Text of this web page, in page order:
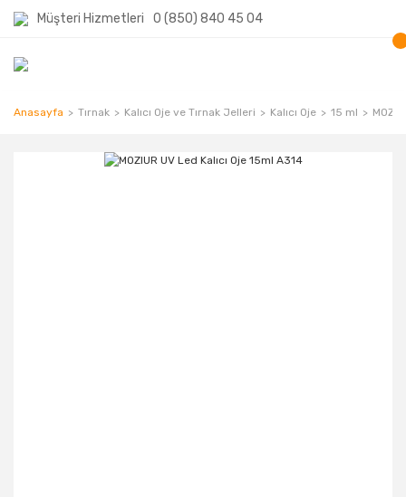
Müşteri Hizmetleri 0 (850) 840 45 04
Anasayfa Tırnak Kalıcı Oje ve Tırnak Jelleri Kalıcı Oje 15 ml